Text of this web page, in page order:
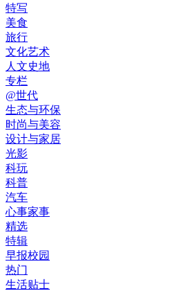
特写
美食
旅行
文化艺术
人文史地
专栏
@世代
生态与环保
时尚与美容
设计与家居
光影
科玩
科普
汽车
心事家事
精选
特辑
早报校园
热门
生活贴士